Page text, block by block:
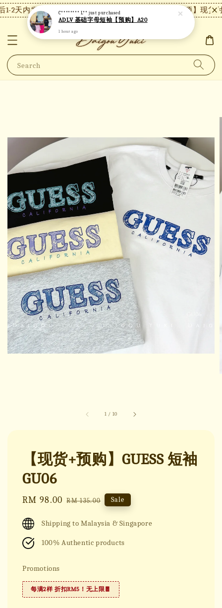
2天内发货，24小时内未付款将自动取消。 【注意事项】现货
Search
1 / 10
【现货+预购】GUESS 短袖
GU06
Sale
RM 98.00 Regular
RM 135.00 Sale
Shipping to Malaysia & Singapore
100% Authentic products
Promotions
每满2样 折扣RM5！无上限🧧
C******** L** just purchased
ADLV 基础字母短袖【预购】A20
1 hour ago